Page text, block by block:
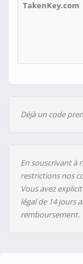
TakenKey.com
Déjà un code
En souscrivant à
restrictions nos
Vous avez
légal de 14 jours
remboursement.